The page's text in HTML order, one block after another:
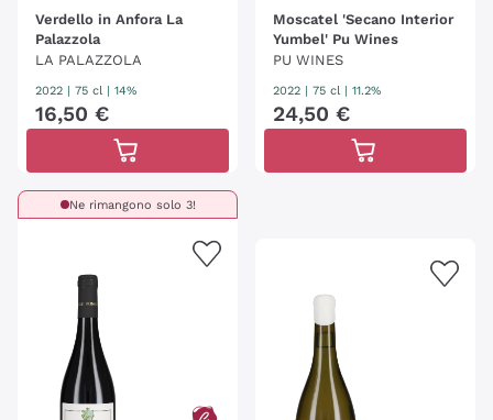
Verdello in Anfora La
Palazzola
LA PALAZZOLA
2022 75 cl | 14%
16,50 €
Moscatel 'Secano Interior
Yumbel' Pu Wines
PU WINES
2022 75 cl | 11.2%
24,50 €
Ne rimangono solo 3!